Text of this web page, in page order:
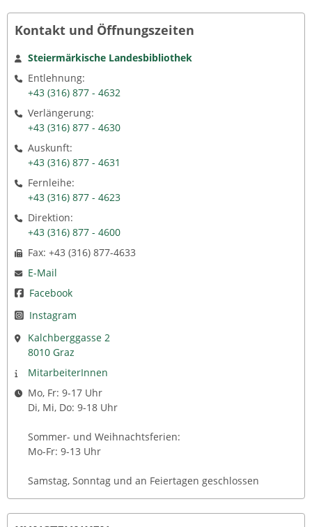
Kontakt und Öffnungszeiten
Steiermärkische Landesbibliothek
Entlehnung:
+43 (316) 877 - 4632
Verlängerung:
+43 (316) 877 - 4630
Auskunft:
+43 (316) 877 - 4631
Fernleihe:
+43 (316) 877 - 4623
Direktion:
+43 (316) 877 - 4600
Fax: +43 (316) 877-4633
E-Mail
Facebook
Instagram
Kalchberggasse 2
8010 Graz
MitarbeiterInnen
Mo, Fr: 9-17 Uhr
Di, Mi, Do: 9-18 Uhr
Sommer- und Weihnachtsferien:
Mo-Fr: 9-13 Uhr
Samstag, Sonntag und an Feiertagen geschlossen